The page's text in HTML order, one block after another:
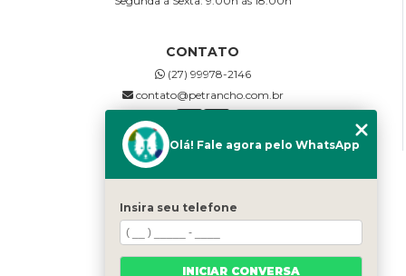
CONTATO
(27) 99978-2146
contato@petrancho.com.br
Sobre Nós
SERVIÇOS
Galeria
Olá! Fale agora pelo WhatsApp
Insira seu telefone
INICIAR CONVERSA